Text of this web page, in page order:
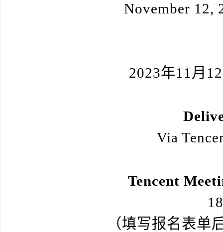
November 12,
2023年11月
Via
Tencent
（填写报名表单